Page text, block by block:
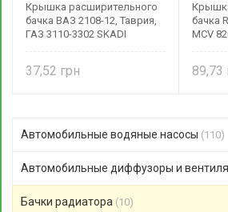
Крышка расширительного
бачка ВАЗ 2108-12, Таврия,
ГАЗ 3110-3302 SKADI
37,52
бачка
MCV
89,73
Автомобильные водяные насосы (110)
Автомобильные диффузоры и
Бачки радиатора (10)